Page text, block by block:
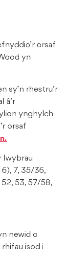
orsaf
yn
sy’n rhestru’r
â’r
ynghylch
orsaf
lwybrau
6), 7, 35/36,
53, 57/58,
newid o
isod i